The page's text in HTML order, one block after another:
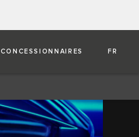
CONCESSIONNAIRES FR